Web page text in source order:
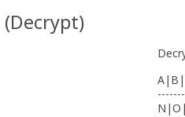
(Decrypt)